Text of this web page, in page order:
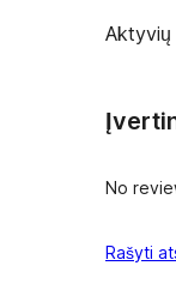
Aktyvių
No
Rašyti